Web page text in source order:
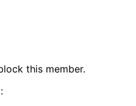
this member.